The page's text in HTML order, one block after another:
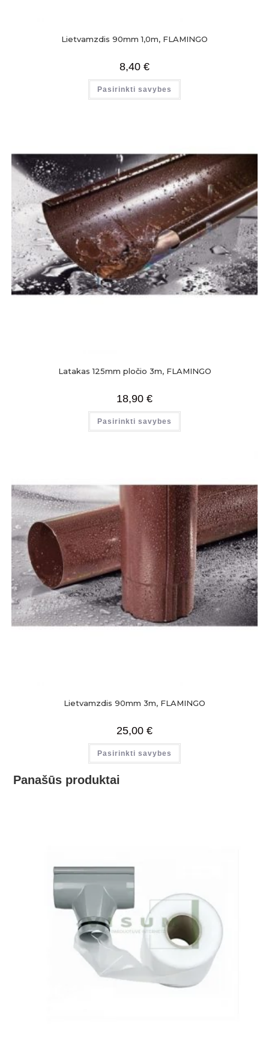
Lietvamzdis 90mm 1,0m, FLAMINGO
8,40 €
Pasirinkti savybes
Latakas 125mm pločio 3m, FLAMINGO
18,90 €
Pasirinkti savybes
Lietvamzdis 90mm 3m, FLAMINGO
25,00 €
Pasirinkti savybes
Panašūs produktai